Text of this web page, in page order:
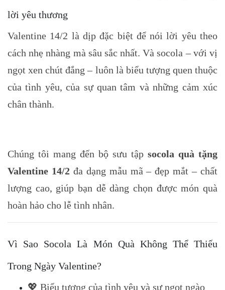
lời yêu thương
Valentine 14/2 là dịp đặc biệt để nói lời yêu theo
cách nhẹ nhàng mà sâu sắc nhất. Và socola – với vị
ngọt xen chút đắng – luôn là biểu tượng quen thuộc
của tình yêu, của sự quan tâm và những cảm xúc
chân thành.
Chúng tôi mang đến bộ sưu tập socola quà tặng
Valentine 14/2đa dạng mẫu mã – đẹp mắt – chất
lượng cao, giúp bạn dễ dàng chọn được món quà
hoàn hảo cho lễ tình nhân.
Vì Sao Socola Là Món Quà Không Thể Thiếu
Trong Ngày Valentine?
💖 Biểu tượng của tình yêu và sự ngọt ngào